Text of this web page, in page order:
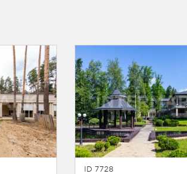
ID 7728